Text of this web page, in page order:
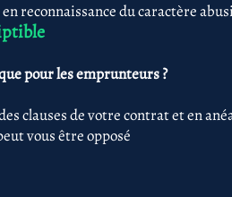
reconnaissance du caractère
pour les emprunteurs ?
clauses de votre contrat et en
vous être opposé